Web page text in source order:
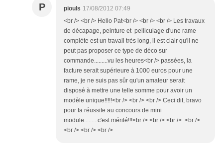
P piouls 17/08/2012 07:49
<br /> <br /> Hello Pat<br /> <br /> <br /> Les travaux
de décapage, peinture et pelliculage d'une rame
complète est un travail très long, il est clair qu'il ne
peut pas proposer ce type de déco sur
commande.........vu les heures<br /> passées, la
facture serait supérieure à 1000 euros pour une
rame, je ne suis pas sûr qu'un amateur serait
disposé à mettre une telle somme pour avoir un
modèle unique!!!!!<br /> <br /> <br /> Ceci dit, bravo
pour ta réussite au concours de mini
module.........c'est mérité!!!<br /> <br /> <br /> <br />
<br /> <br /> <br />